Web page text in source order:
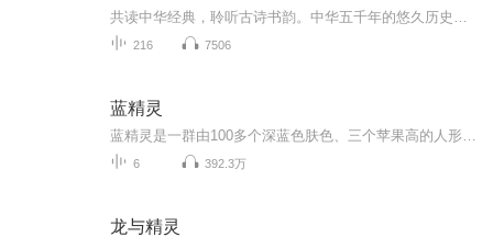
216 7506
蓝精灵
6 392.3万
龙与精灵